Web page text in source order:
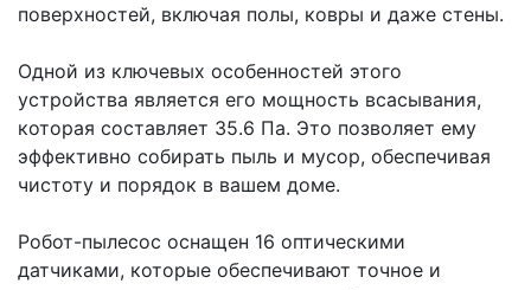
поверхностей, включая полы, ковры и даже стены.
Одной из ключевых особенностей этого
устройства является его мощность всасывания,
которая составляет 35.6 Па. Это позволяет ему
эффективно собирать пыль и мусор, обеспечивая
чистоту и порядок в вашем доме.
Робот-пылесос оснащен 16 оптическими
датчиками, которые обеспечивают точное и